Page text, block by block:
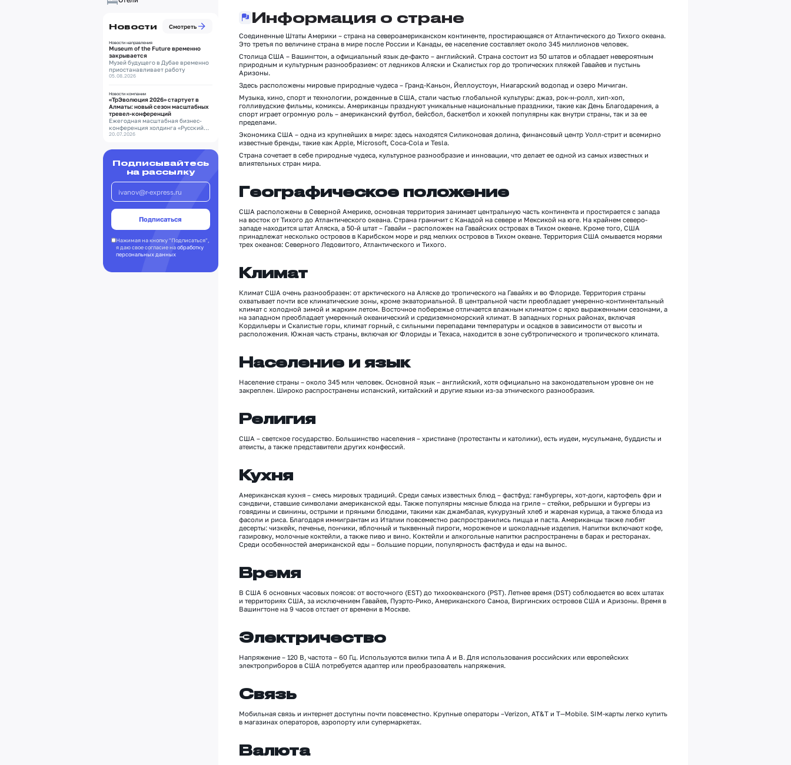
Новости Смотреть
Новости направления
Museum of the Future временно
закрывается
Музей будущего в Дубае временно
приостанавливает работу
05.08.2026
Новости компании
«ТрЭволюция 2026» стартует в
Алматы: новый сезон масштабных
тревел-конференций
Ежегодная масштабная бизнес-
конференция холдинга «Русский
Экспресс»
20.07.2026
Подписывайтесь
на рассылку
Нажимая на кнопку "Подписаться",
я даю свое согласие наобработку
персональных данных
Информация о стране
Соединенные Штаты Америки – страна на североамериканском континенте, простирающаяся от Атлантического до Тихого океана.
Это третья по величине страна в мире после России и Канады, ее население составляет около345миллионов человек.
Столица США – Вашингтон, а официальный языкде-факто –английский. Страна состоит из 50 штатов и обладаетневероятным
природным и культурным разнообразием: от ледников Аляски и Скалистых гор до тропических пляжей Гавайев и пустынь
Аризоны.
Здесь расположены мировые природные чудеса –Гранд-Каньон, Йеллоустоун, Ниагарский водопад и озеро Мичиган.
Музыка, кино, спорт и технологии, рожденные в США, стали частью глобальной культуры: джаз, рок-н-ролл, хип-хоп,
голливудские фильмы, комиксы. Американцы празднуют уникальные национальные праздники, такие как День Благодарения, а
спорт играет огромную роль –американский футбол, бейсбол, баскетбол и хоккей популярны как внутри страны, так и за ее
пределами.
Экономика США – одна изкрупнейшихв мире: здесь находятся Силиконовая долина, финансовый центр Уолл-стрит и всемирно
известные бренды, такие как Apple, Microsoft, Coca-Cola и Tesla.
Страна сочетает в себе природные чудеса, культурное разнообразие и инновации, что делает ееодной из самых известных и
влиятельных стран мира.
Географическое положение
США расположены в Северной Америке, основная территория занимает центральную часть континента и простирается с запада
на восток от Тихого до Атлантического океана. Страна граничит с Канадой на севере и Мексикой на юге. На крайнем северо-
западе находится штат Аляска, а 50-й штат–Гавайи –расположен на Гавайских островахв Тихом океане. Кроме того, США
принадлежат несколько островов в Карибском море и ряд мелких островов в Тихом океане. Территория США омывается морями
трех океанов:Северного Ледовитого, Атлантического и Тихого.
Климат
Климат США очень разнообразен: от арктического на Аляске до тропического на Гавайях и во Флориде. Территория страны
охватывает почти все климатические зоны, кроме экваториальной. В центральной части преобладает умеренно-континентальный
климат с холодной зимой и жарким летом. Восточное побережье отличается влажным климатом с ярко выраженными сезонами, а
на западном преобладаетумеренный океанический и средиземноморский климат. В западных горных районах, включая
Кордильеры и Скалистые горы, климат горный, с сильными перепадами температуры и осадков в зависимости от высоты и
расположения. Южная часть страны, включая юг Флориды и Техаса, находится в зоне субтропического и тропического климата.
Население и язык
Население страны – около 345 млн человек. Основной язык –английский, хотя официально на законодательном уровне он не
закреплен. Широко распространены испанский, китайский и другие языки из-за этнического разнообразия.
Религия
США –светское государство. Большинство населения –христиане (протестанты и католики), есть иудеи, мусульмане, буддисты и
атеисты, а также представители других конфессий.
Кухня
Американская кухня –смесь мировых традиций. Среди самых известных блюд –фастфуд: гамбургеры, хот-доги, картофель фри и
сэндвичи, ставшие символами американской еды. Такжепопулярны мясные блюда на гриле –стейки, ребрышки и бургеры из
говядины и свинины, острыми и пряными блюдами, такими как джамбалая, кукурузный хлеб и жареная курица, а также блюда из
фасоли и риса. Благодаря иммигрантам из Италии повсеместно распространились пицца и паста. Американцы также любят
десерты: чизкейк, печенье, пончики, яблочный и тыквенный пироги, мороженое и шоколадные изделия. Напитки включают кофе,
газировку, молочные коктейли, а также пиво и вино. Коктейли и алкогольные напитки распространены в барах и ресторанах.
Среди особенностей американской еды –большие порции, популярность фастфуда и еды на вынос.
Время
В США 6 основных часовых поясов: от восточного (EST) до тихоокеанского (PST). Летнее время (DST) соблюдается во всех штатах
и территориях США, за исключением Гавайев, Пуэрто-Рико, Американского Самоа, Виргинских островов США и Аризоны. Время в
Вашингтонена 9 часов отстает от времени в Москве.
Электричество
Напряжение –120 В, частота –60 Гц. Используются вилки типа A и B. Для использования российских или европейских
электроприборов в США потребуется адаптер или преобразователь напряжения.
Связь
Мобильная связь и интернет доступны почти повсеместно. Крупные операторы –Verizon, AT&Tи T—Mobile. SIM-карты легко купить
в магазинах операторов, аэропортуили супермаркетах.
Валюта